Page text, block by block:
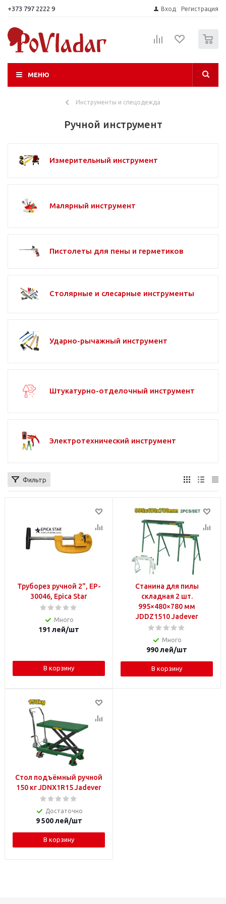
+373 797 2222 9 Вход Регистрация
МЕНЮ
Инструменты и спецодежда
Ручной инструмент
Измерительный инструмент
Малярный инструмент
Пистолеты для пены и герметиков
Столярные и слесарные инструменты
Ударно-рычажный инструмент
Штукатурно-отделочный инструмент
Электротехнический инструмент
Фильтр
Труборез ручной 2", EP-
30046, Epica Star
Много
191 лей/шт
В корзину
Станина для пилы
складная 2 шт.
995×480×780 мм
JDDZ1510 Jadever
Много
990лей/шт
В корзину
Стол подъёмный ручной
150 кг JDNX1R15 Jadever
Достаточно
9 500лей/шт
В корзину